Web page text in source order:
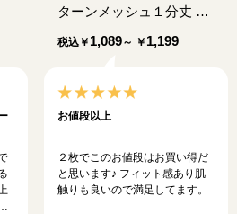
ターンメッシュ１分丈 シ
税込￥ 1,089～ ￥ 1,199
お値段以上
２枚でこのお値段はお買い得だ
と思います♪ フィット感あり肌
触りも良いので満足してます。